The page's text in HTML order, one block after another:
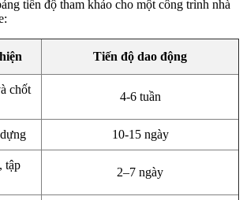
tiến độ tham khảo cho một công trình nhà
Tiến độ dao động
chốt
4-6 tuần
10-15 ngày
tập
2–7 ngày